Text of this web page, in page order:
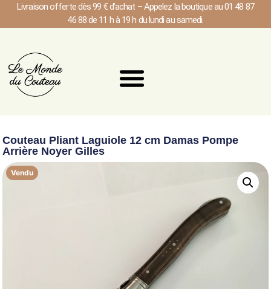
Livraison offerte dès 99 € d’achat – Appelez la boutique au 01 48 87
46 88 de 11 h à 19 h du lundi au samedi.
Couteau Pliant Laguiole 12 cm Damas Pompe
Arrière Noyer Gilles
Vendu